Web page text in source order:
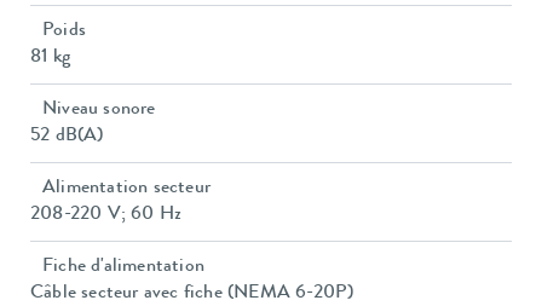
Poids
81 kg
Niveau sonore
52 dB(A)
Alimentation secteur
208-220 V; 60 Hz
Fiche d'alimentation
Câble secteur avec fiche (NEMA 6-20P)